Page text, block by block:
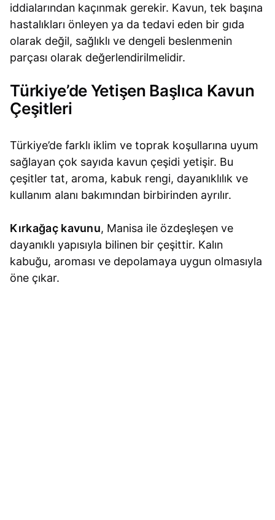
iddialarından kaçınmak gerekir. Kavun, tek başına
hastalıkları önleyen ya da tedavi eden bir gıda
olarak değil, sağlıklı ve dengeli beslenmenin
parçası olarak değerlendirilmelidir.
Türkiye’de Yetişen Başlıca Kavun
Çeşitleri
Türkiye’de farklı iklim ve toprak koşullarına uyum
sağlayan çok sayıda kavun çeşidi yetişir. Bu
çeşitler tat, aroma, kabuk rengi, dayanıklılık ve
kullanım alanı bakımından birbirinden ayrılır.
Kırkağaç kavunu, Manisa ile özdeşleşen ve
dayanıklı yapısıyla bilinen bir çeşittir. Kalın
kabuğu, aroması ve depolamaya uygun olmasıyla
öne çıkar.